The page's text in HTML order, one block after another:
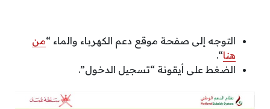
التوجه إلى صفحة موقع دعم الكهرباء والماء “من
هنا“.
الضغط على أيقونة “تسجيل الدخول”.